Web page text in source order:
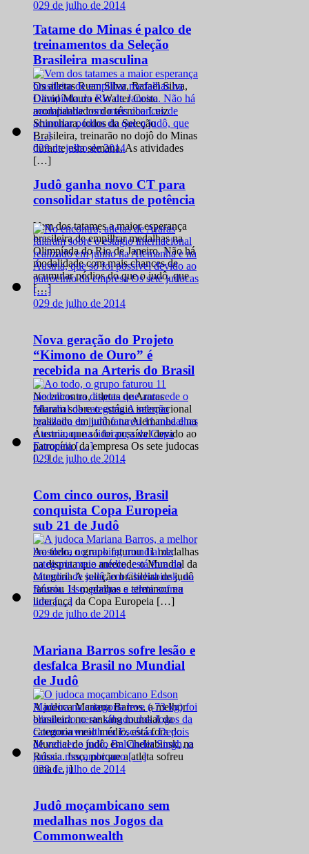
029 de julho de 2014
Tatame do Minas é palco de
treinamentos da Seleção
Brasileira masculina
Os atletas Ruan Silva, Rafael Silva,
David Moura e Walter Costa
acompanhados do técnico Luiz
Shinohara, todos da Seleção
Brasileira, treinarão no dojô do Minas
durante esta semana. As atividades
[…]
029 de julho de 2014
Judô ganha novo CT para
consolidar status de potência
Vem dos tatames a maior esperança
brasileira de empilhar medalhas na
Olimpíada do Rio de Janeiro. Não há
modalidade com mais chances de
acumular pódios do que o judô, que
[…]
029 de julho de 2014
Nova geração do Projeto
“Kimono de Ouro” é
recebida na Arteris do Brasil
No encontro, atletas de Araras
falaram sobre o estágio internacional
realizado em junho na Alemanha e na
Áustria, que só foi possível devido ao
patrocínio da empresa Os sete judocas
[…]
029 de julho de 2014
Com cinco ouros, Brasil
conquista Copa Europeia
sub 21 de Judô
Ao todo, o grupo faturou 11 medalhas
na disputa que antecede o Mundial da
categoria A seleção brasileira de judô
faturou 11 medalhas e terminou na
liderança da Copa Europeia […]
029 de julho de 2014
Mariana Barros sofre lesão e
desfalca Brasil no Mundial
de Judô
A judoca Mariana Barros, a melhor
brasileira no ranking mundial da
categoria meio médio, está fora do
Mundial de judô, em Cheliabinsk, na
Rússia. Isso, porque a atleta sofreu
uma […]
028 de julho de 2014
Judô moçambicano sem
medalhas nos Jogos da
Commonwealth